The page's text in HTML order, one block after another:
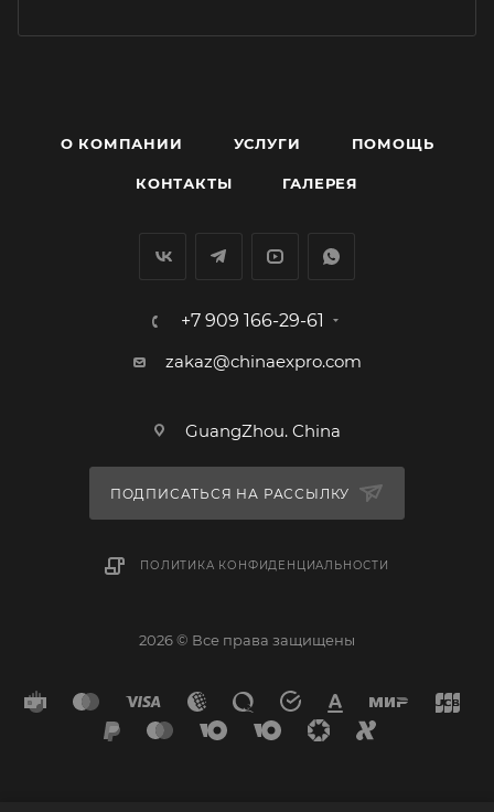
О КОМПАНИИ УСЛУГИ ПОМОЩЬ
КОНТАКТЫ ГАЛЕРЕЯ
+7 909 166-29-61
zakaz@chinaexpro.com
GuangZhou. China
ПОДПИСАТЬСЯ НА РАССЫЛКУ
ПОЛИТИКА КОНФИДЕНЦИАЛЬНОСТИ
2026 © Все права защищены